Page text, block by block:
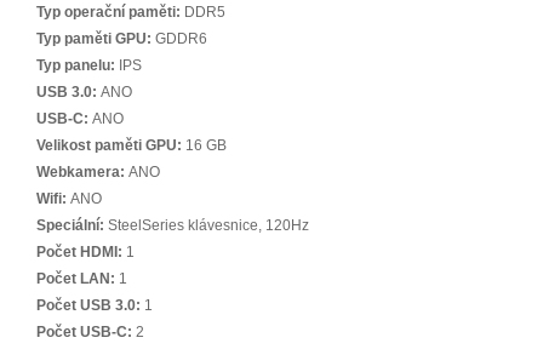
Typ operační paměti: DDR5
Typ paměti GPU: GDDR6
Typ panelu:
IPS
USB 3.0: ANO
USB-C: ANO
Velikost paměti GPU: 16 GB
Webkamera: ANO
Wifi: ANO
Speciální: SteelSeries klávesnice, 120Hz
Počet HDMI: 1
Počet LAN: 1
Počet USB 3.0: 1
Počet USB-C: 2